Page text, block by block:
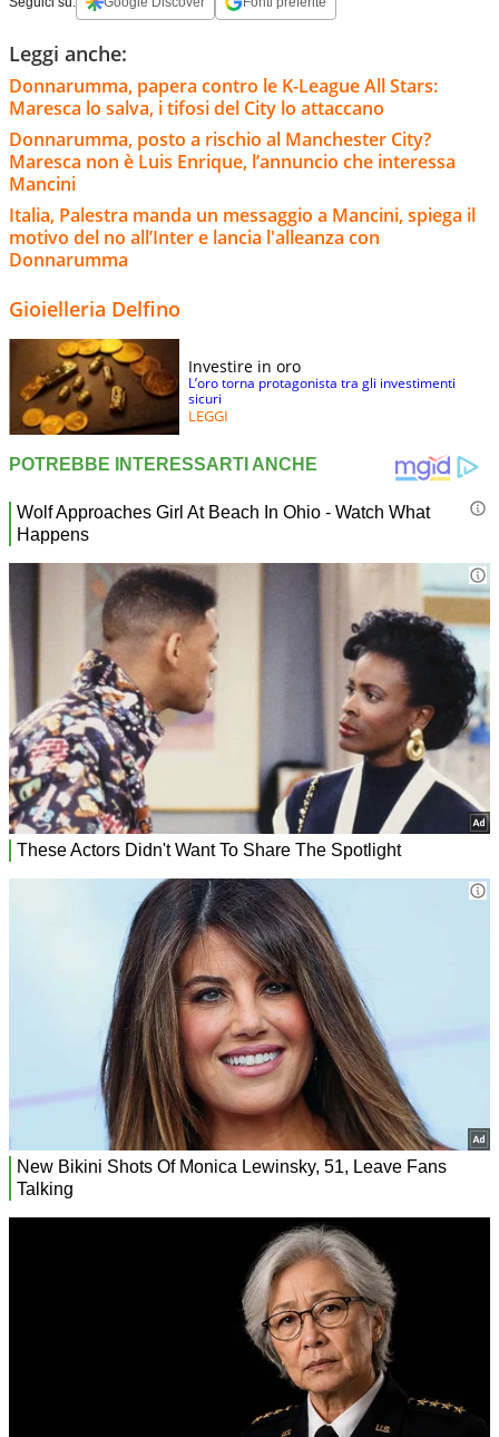
Leggi anche:
Donnarumma, papera contro le K-League All Stars:
Maresca lo salva, i tifosi del City lo attaccano
Donnarumma, posto a rischio al Manchester City?
Maresca non è Luis Enrique, l’annuncio che interessa
Mancini
Italia, Palestra manda un messaggio a Mancini, spiega il
motivo del no all’Inter e lancia l'alleanza con
Donnarumma
Gioielleria Delfino
Investire in oro
L’oro torna protagonista tra gli investimenti
sicuri
LEGGI